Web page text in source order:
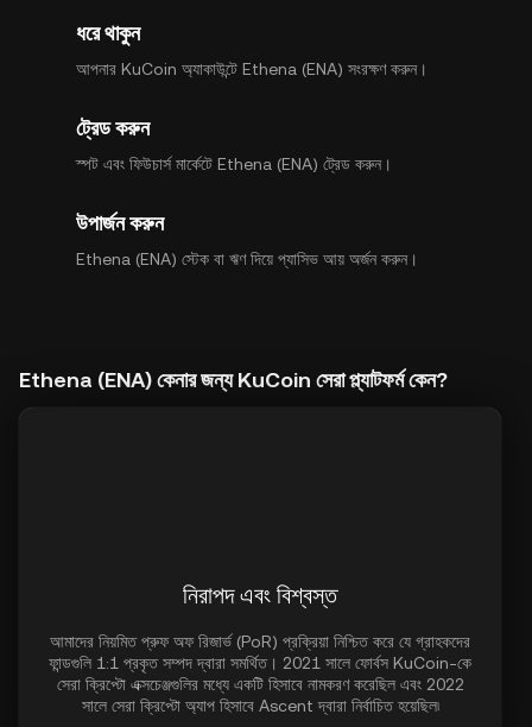
ধরে থাকুন
আপনার KuCoin অ্যাকাউন্টে Ethena (ENA) সংরক্ষণ করুন।
ট্রেড করুন
স্পট এবং ফিউচার্স মার্কেটে Ethena (ENA) ট্রেড করুন।
উপার্জন করুন
Ethena (ENA) স্টেক বা ঋণ দিয়ে প্যাসিভ আয় অর্জন করুন।
Ethena (ENA) কেনার জন্য KuCoin সেরা প্ল্যাটফর্ম কেন?
নিরাপদ এবং বিশ্বস্ত
আমাদের নিয়মিত প্রুফ অফ রিজার্ভ (PoR) প্রক্রিয়া নিশ্চিত করে যে গ্রাহকদের
ফান্ডগুলি 1:1 প্রকৃত সম্পদ দ্বারা সমর্থিত। 2021 সালে ফোর্বস KuCoin-কে
সেরা ক্রিপ্টো এক্সচেঞ্জগুলির মধ্যে একটি হিসাবে নামকরণ করেছিল এবং 2022
সালে সেরা ক্রিপ্টো অ্যাপ হিসাবে Ascent দ্বারা নির্বাচিত হয়েছিল৷